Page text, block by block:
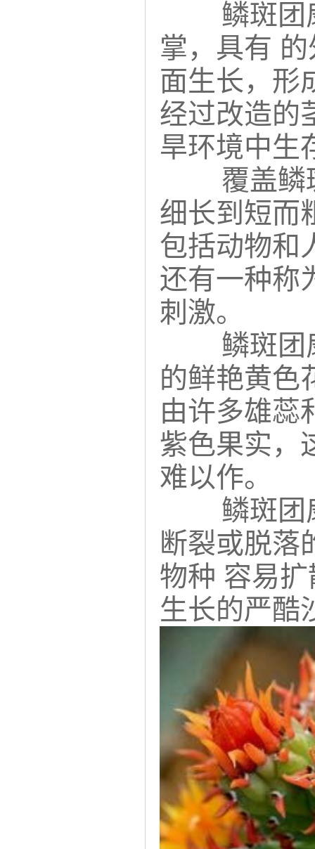
鳞斑团
掌，具有
面生长，形
经过改造的
旱环境中生
覆盖鳞
细长到短而
包括动物和
还有一种称
刺激。
鳞斑团
的鲜艳黄色
由许多雄蕊
紫色果实，
难以作。
鳞斑团
断裂或脱落
物种 容易
生长的严酷